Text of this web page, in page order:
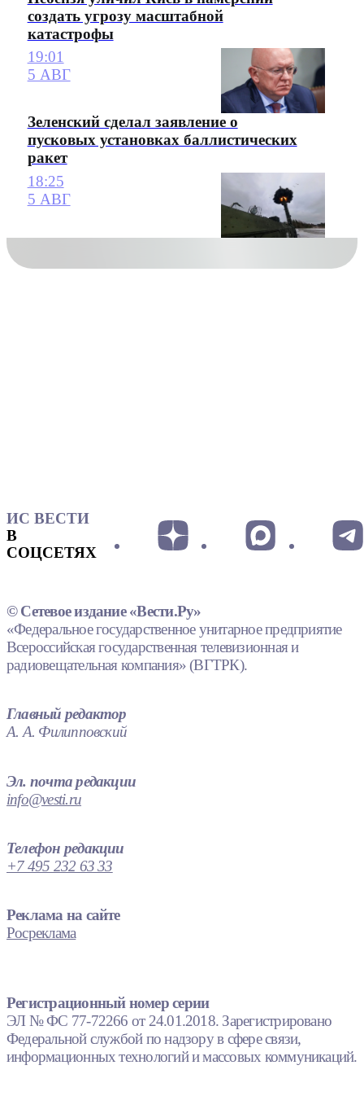
создать угрозу масштабной
катастрофы
19:01
5 АВГ
Зеленский сделал заявление о
пусковых установках баллистических
ракет
18:25
5 АВГ
ИС ВЕСТИ
В
СОЦСЕТЯХ
© Сетевое издание «Вести.Ру»
«Федеральное государственное унитарное предприятие
Всероссийская государственная телевизионная и
радиовещательная компания» (ВГТРК).
Главный редактор
А. А. Филипповский
Эл. почта редакции
info@vesti.ru
Телефон редакции
+7 495 232 63 33
Реклама на сайте
Росреклама
Регистрационный номер серии
ЭЛ № ФС 77-72266 от 24.01.2018. Зарегистрировано
Федеральной службой по надзору в сфере связи,
информационных технологий и массовых коммуникаций.